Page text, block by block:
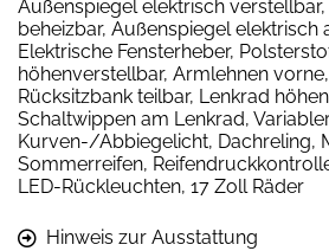
Außenspiegel elektrisch
beheizbar, Außenspiegel elektrisch
Elektrische Fensterheber,
höhenverstellbar, Armlehnen vorne,
Rücksitzbank teilbar, Lenkrad
Schaltwippen am Lenkrad,
Kurven-/Abbiegelicht, Dachreling,
Sommerreifen,
LED-Rückleuchten, 17 Zoll Räder
Hinweis zur Ausstattung